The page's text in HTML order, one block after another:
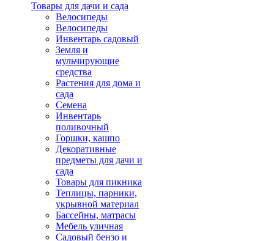
Товары для дачи и сада
Велосипеды
Велосипеды
Инвентарь садовый
Земля и
мульчирующие
средства
Растения для дома и
сада
Семена
Инвентарь
поливочный
Горшки, кашпо
Декоративные
предметы для дачи и
сада
Товары для пикника
Теплицы, парники,
укрывной материал
Бассейны, матрасы
Мебель уличная
Садовый бензо и